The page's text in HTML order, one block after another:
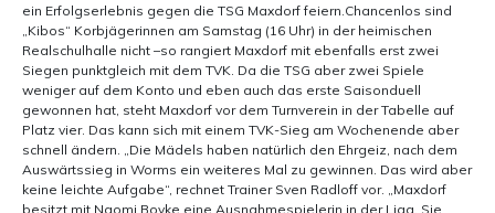
ein Erfolgserlebnis gegen die TSG Maxdorf feiern.Chancenlos sind
„Kibos“ Korbjägerinnen am Samstag (16 Uhr) in der heimischen
Realschulhalle nicht –so rangiert Maxdorf mit ebenfalls erst zwei
Siegen punktgleich mit dem TVK. Da die TSG aber zwei Spiele
weniger auf dem Konto und eben auch das erste Saisonduell
gewonnen hat, steht Maxdorf vor dem Turnverein in der Tabelle auf
Platz vier. Das kann sich mit einem TVK-Sieg am Wochenende aber
schnell ändern. „Die Mädels haben natürlich den Ehrgeiz, nach dem
Auswärtssieg in Worms ein weiteres Mal zu gewinnen. Das wird aber
keine leichte Aufgabe“, rechnet Trainer Sven Radloff vor. „Maxdorf
besitzt mit Naomi Boyke eine Ausnahmespielerin in der Liga. Sie